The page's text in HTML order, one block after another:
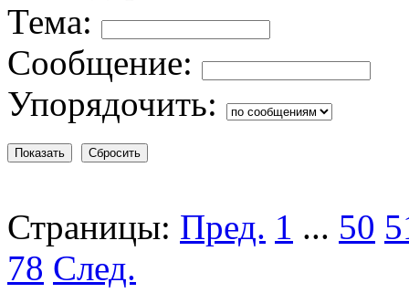
Тема:
Сообщение:
Упорядочить:
Страницы: Пред. 1 ... 50
78 След.